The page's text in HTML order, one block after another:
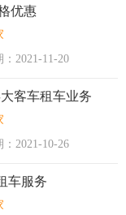
优惠
2021-11-20
客车租车业务
2021-10-26
车服务